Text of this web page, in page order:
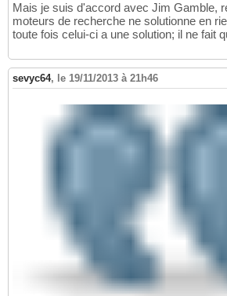
Mais je suis d'accord avec Jim Gamble,
moteurs de recherche ne solutionne en
toute fois celui-ci a une solution; il ne fait
sevyc64, le 19/11/2013 à 21h46